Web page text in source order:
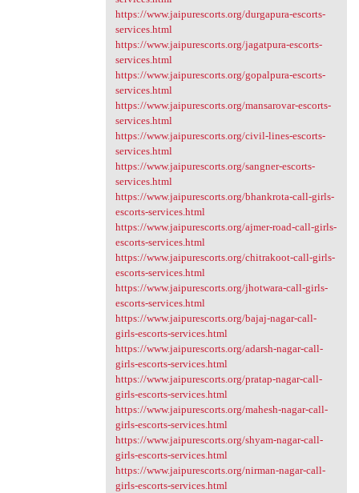
https://www.jaipurescorts.org/durgapura-escorts-
services.html
https://www.jaipurescorts.org/jagatpura-escorts-
services.html
https://www.jaipurescorts.org/gopalpura-escorts-
services.html
https://www.jaipurescorts.org/mansarovar-escorts-
services.html
https://www.jaipurescorts.org/civil-lines-escorts-
services.html
https://www.jaipurescorts.org/sangner-escorts-
services.html
https://www.jaipurescorts.org/bhankrota-call-girls-
escorts-services.html
https://www.jaipurescorts.org/ajmer-road-call-girls-
escorts-services.html
https://www.jaipurescorts.org/chitrakoot-call-girls-
escorts-services.html
https://www.jaipurescorts.org/jhotwara-call-girls-
escorts-services.html
https://www.jaipurescorts.org/bajaj-nagar-call-
girls-escorts-services.html
https://www.jaipurescorts.org/adarsh-nagar-call-
girls-escorts-services.html
https://www.jaipurescorts.org/pratap-nagar-call-
girls-escorts-services.html
https://www.jaipurescorts.org/mahesh-nagar-call-
girls-escorts-services.html
https://www.jaipurescorts.org/shyam-nagar-call-
girls-escorts-services.html
https://www.jaipurescorts.org/nirman-nagar-call-
girls-escorts-services.html